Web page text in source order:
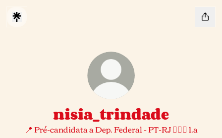
nisia_trindade
📍 Pré-candidata a Dep. Federal - PT-RJ 🙋🏻‍♀️ 1.a